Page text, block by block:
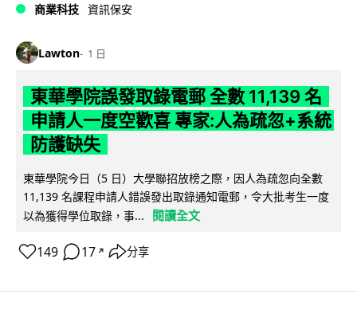
商業科技 資訊保安
Lawton 1 日
東華學院誤發取錄電郵 全數 11,139 名
申請人一度空歡喜 專家:人為疏忽+系統
防護缺失
東華學院今日（5 日）大學聯招放榜之際，因人為疏忽向全數
11,139 名課程申請人錯誤發出取錄通知電郵，令大批考生一度
以為獲得學位取錄，事...
閱讀全文
149 17 ↗ 分享